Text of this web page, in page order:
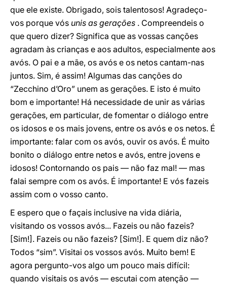
que ele existe. Obrigado, sois talentosos! Agradeço-
vos porque vós unis as gerações . Compreendeis o
que quero dizer? Significa que as vossas canções
agradam às crianças e aos adultos, especialmente aos
avós. O pai e a mãe, os avós e os netos cantam-nas
juntos. Sim, é assim! Algumas das canções do
“Zecchino d’Oro” unem as gerações. E isto é muito
bom e importante! Há necessidade de unir as várias
gerações, em particular, de fomentar o diálogo entre
os idosos e os mais jovens, entre os avós e os netos. É
importante: falar com os avós, ouvir os avós. É muito
bonito o diálogo entre netos e avós, entre jovens e
idosos! Contornando os pais — não faz mal! — mas
falai sempre com os avós. É importante! E vós fazeis
assim com o vosso canto.
E espero que o façais inclusive na vida diária,
visitando os vossos avós... Fazeis ou não fazeis?
[Sim!]. Fazeis ou não fazeis? [Sim!]. E quem diz não?
Todos “sim”. Visitai os vossos avós. Muito bem! E
agora pergunto-vos algo um pouco mais difícil:
quando visitais os avós — escutai com atenção —